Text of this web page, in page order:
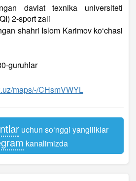
davlat texnika universiteti
2-sport zali
shahri Islom Karimov ko‘chasi
guruhlar
maps/-/CHsmVWYL
uchun so‘nggi yangiliklar
kanalimizda